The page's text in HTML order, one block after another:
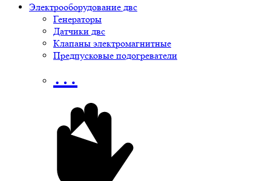
Электрооборудование двс
Генераторы
Датчики двс
Клапаны электромагнитные
Предпусковые подогреватели
…